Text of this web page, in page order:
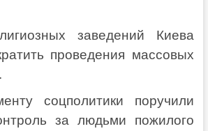
заведений Киева
проведения массовых
соцполитики поручили
за людьми пожилого